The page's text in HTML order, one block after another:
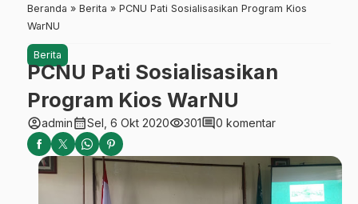
Beranda » Berita » PCNU Pati Sosialisasikan Program Kios
WarNU
Berita
PCNU Pati Sosialisasikan
Program Kios WarNU
account_circleadmincalendar_monthSel, 6 Okt 2020visibility301comment0 komentar